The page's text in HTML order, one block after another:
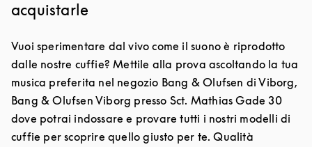
acquistarle
Vuoi sperimentare dal vivo come il suono è riprodotto
dalle nostre cuffie? Mettile alla prova ascoltando la tua
musica preferita nel negozio Bang & Olufsen di Viborg,
Bang & Olufsen Viborg presso Sct. Mathias Gade 30
dove potrai indossare e provare tutti i nostri modelli di
cuffie per scoprire quello giusto per te. Qualità